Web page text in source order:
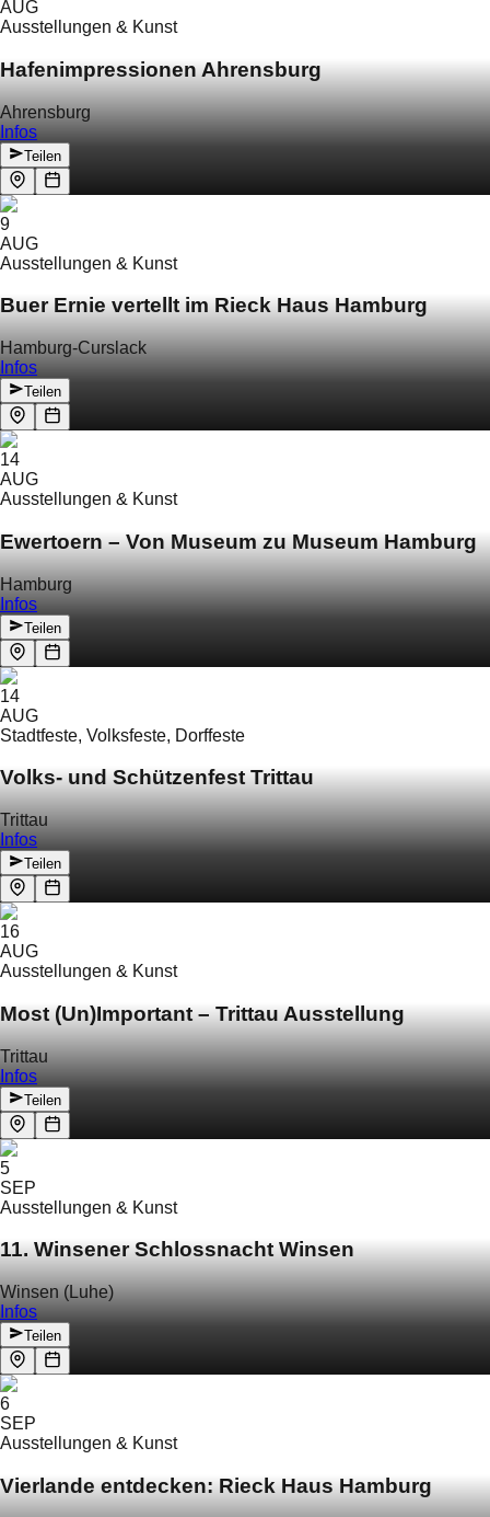
AUG
Ausstellungen & Kunst
Hafenimpressionen Ahrensburg
Ahrensburg
Infos
Teilen
9
AUG
Ausstellungen & Kunst
Buer Ernie vertellt im Rieck Haus Hamburg
Hamburg-Curslack
Infos
Teilen
14
AUG
Ausstellungen & Kunst
Ewertoern – Von Museum zu Museum Hamburg
Hamburg
Infos
Teilen
14
AUG
Stadtfeste, Volksfeste, Dorffeste
Volks- und Schützenfest Trittau
Trittau
Infos
Teilen
16
AUG
Ausstellungen & Kunst
Most (Un)Important – Trittau Ausstellung
Trittau
Infos
Teilen
5
SEP
Ausstellungen & Kunst
11. Winsener Schlossnacht Winsen
Winsen (Luhe)
Infos
Teilen
6
SEP
Ausstellungen & Kunst
Vierlande entdecken: Rieck Haus Hamburg